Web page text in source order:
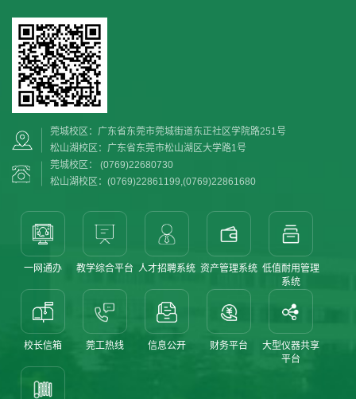
莞城校区：广东省东莞市莞城街道东正社区学院路251号
松山湖校区：广东省东莞市松山湖区大学路1号
莞城校区： (0769)22680730
松山湖校区：(0769)22861199,(0769)22861680
一网通办 教学综合平台 人才招聘系统 资产管理系统 低值耐用管理
系统
校长信箱 莞工热线 信息公开 财务平台
大型仪器共享
平台